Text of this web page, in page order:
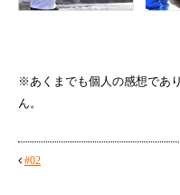
※あくまでも個人の感想であ
ん。
#02